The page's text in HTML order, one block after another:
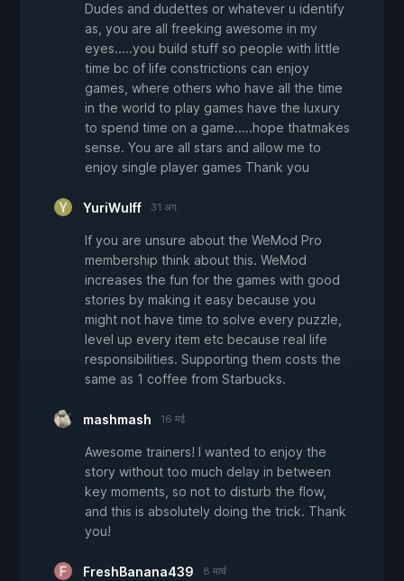
Dudes and dudettes or whatever u identify
as, you are all freeking awesome in my
eyes.....you build stuff so people with little
time bc of life constrictions can enjoy
games, where others who have all the time
in the world to play games have the luxury
to spend time on a game.....hope thatmakes
sense. You are all stars and allow me to
enjoy single player games Thank you
YuriWulff 31 अग.
If you are unsure about the WeMod Pro
membership think about this. WeMod
increases the fun for the games with good
stories by making it easy because you
might not have time to solve every puzzle,
level up every item etc because real life
responsibilities. Supporting them costs the
same as 1 coffee from Starbucks.
mashmash 16 मई
Awesome trainers! I wanted to enjoy the
story without too much delay in between
key moments, so not to disturb the flow,
and this is absolutely doing the trick. Thank
you!
FreshBanana439 8 मार्च